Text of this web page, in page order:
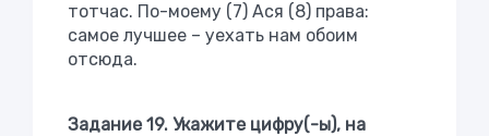
тотчас. По-моему (7) Ася (8) права:
самое лучшее – уехать нам обоим
отсюда.
Задание 19. Укажите цифру(-ы), на